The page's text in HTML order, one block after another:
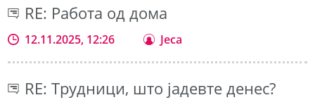
RE: Работа од дома
12.11.2025, 12:26 Jeca
RE: Трудници, што јадевте денес?